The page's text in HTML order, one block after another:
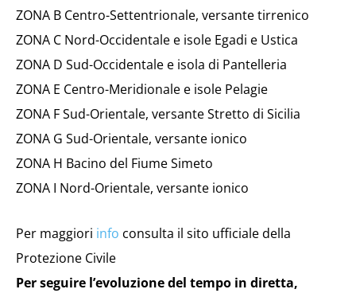
ZONA B Centro-Settentrionale, versante tirrenico
ZONA C Nord-Occidentale e isole Egadi e Ustica
ZONA D Sud-Occidentale e isola di Pantelleria
ZONA E Centro-Meridionale e isole Pelagie
ZONA F Sud-Orientale, versante Stretto di Sicilia
ZONA G Sud-Orientale, versante ionico
ZONA H Bacino del Fiume Simeto
ZONA I Nord-Orientale, versante ionico
Per maggiori info consulta il sito ufficiale della
Protezione Civile
Per seguire l’evoluzione del tempo in diretta,